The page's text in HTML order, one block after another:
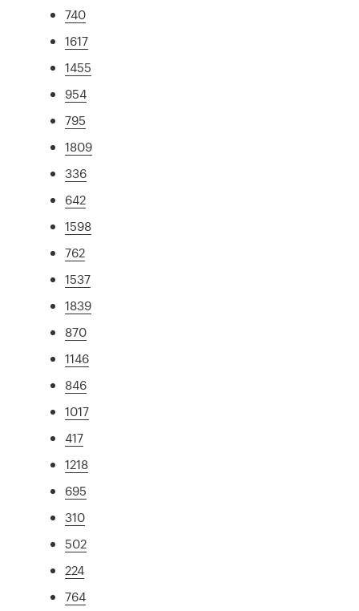
740
1617
1455
954
795
1809
336
642
1598
762
1537
1839
870
1146
846
1017
417
1218
695
310
502
224
764